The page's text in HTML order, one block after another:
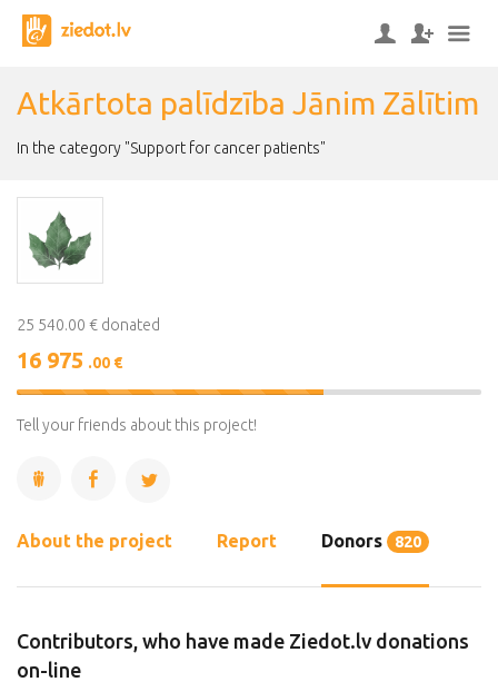
Atkārtota palīdzība Jānim Zālītim
In the category "Support for cancer patients"
25 540.00 € donated
16 975 .00 €
66%
Complete
Tell your friends about this project!
About the project Report Donors 820
Contributors, who have made Ziedot.lv donations
on-line